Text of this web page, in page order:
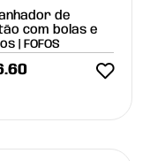
de
com bolas e
| FOFOS